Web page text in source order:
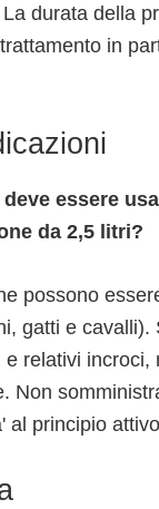
durata della
in
essere
da 2,5 litri?
possono
gatti e
e relativi
Non
al principio